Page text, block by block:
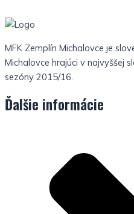
MFK Zemplín Michalovce je
Michalovce hrajúci v najvyššej
sezóny 2015/16.
Ďalšie informácie